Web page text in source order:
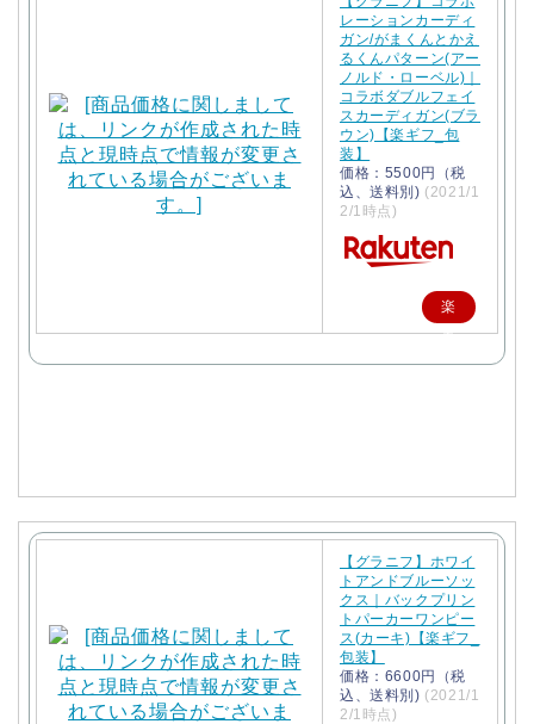
レーションカーディ
ガン/がまくんとかえ
るくんパターン(アー
ノルド・ローベル)｜
コラボダブルフェイ
スカーディガン(ブラ
ウン)【楽ギフ_包
装】
価格：5500円（税
込、送料別) (2021/1
2/1時点)
楽
天
【グラニフ】ホワイ
トアンドブルーソッ
クス｜バックプリン
トパーカーワンピー
ス(カーキ)【楽ギフ_
包装】
価格：6600円（税
込、送料別) (2021/1
2/1時点)